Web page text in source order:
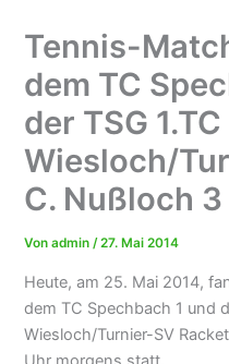
Tennis-
dem TC
der TSG 1.TC
Wiesloch/
C. Nußloch 3
Vonadmin/27. Mai 2014
Heute, am 25. Mai 2014,
dem TC Spechbach 1 und
Wiesloch/Turnier-SV